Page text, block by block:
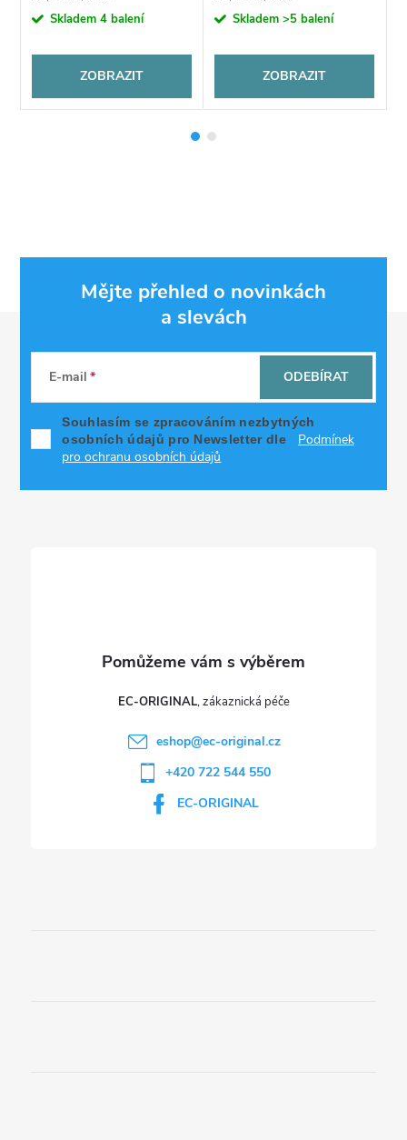
cena:Skladem4 balení
ZOBRAZIT
cena:Skladem>5 balení
ZOBRAZIT
Mějte přehled o novinkách
a slevách
E-mail
Souhlasím se zpracováním nezbytných
osobních údajů pro Newsletter dle
Podmínek
pro ochranu osobních údajů
ODEBÍRAT
EC-ORIGINAL
eshop@ec-original.cz
+420 722 544 550
EC-ORIGINAL